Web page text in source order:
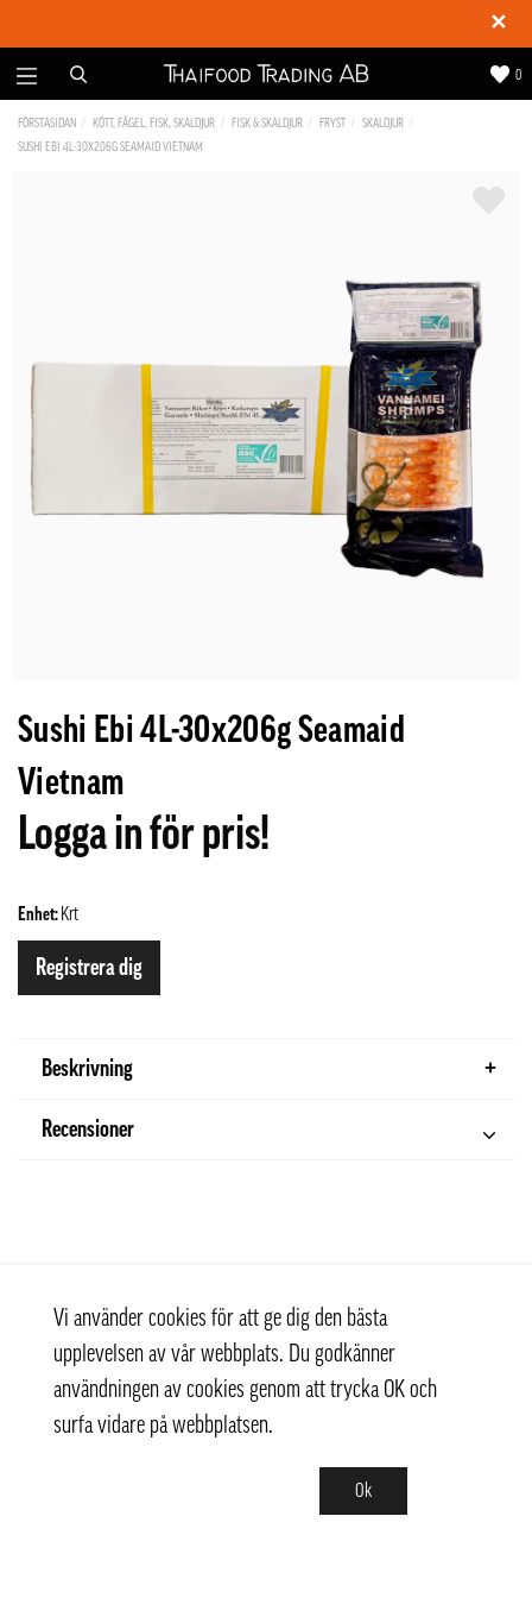
✕
0
FÖRSTASIDAN KÖTT, FÅGEL, FISK, SKALDJUR FISK & SKALDJUR FRYST
SKALDJUR
SUSHI EBI 4L-30X206G SEAMAID VIETNAM
Sushi Ebi 4L-30x206g Seamaid
Vietnam
Logga in för pris!
Enhet: Krt
Registrera dig
Beskrivning
Recensioner
Vi använder cookies för att ge dig den bästa
upplevelsen av vår webbplats. Du godkänner
användningen av cookies genom att trycka OK och
surfa vidare på webbplatsen.
Ok